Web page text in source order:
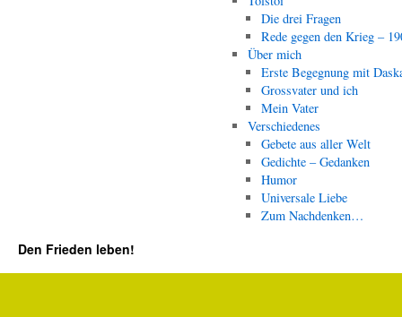
Die drei Fragen
Rede gegen den Krieg –
Über mich
Erste Begegnung mit
Grossvater und ich
Mein Vater
Verschiedenes
Gebete aus aller Welt
Gedichte – Gedanken
Humor
Universale Liebe
Zum Nachdenken…
Den Frieden leben!